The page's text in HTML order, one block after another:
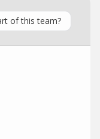
of this team?